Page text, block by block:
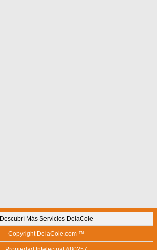
Descubrí Más Servicios DelaCole
Copyright DelaCole.com ™